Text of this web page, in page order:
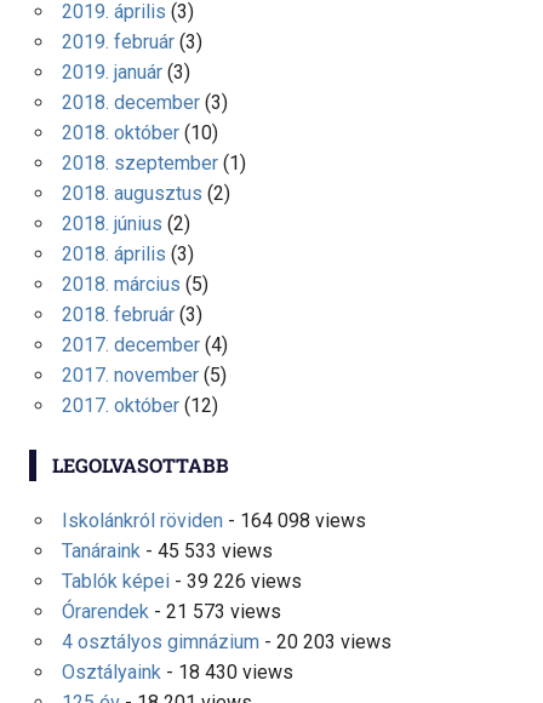
2019. április (3)
2019. február(3)
2019. január(3)
2018. december(3)
2018. október(10)
2018. szeptember(1)
2018. augusztus (2)
2018. június (2)
2018. április (3)
2018. március (5)
2018. február(3)
2017. december(4)
2017. november(5)
2017. október(12)
LEGOLVASOTTABB
Iskolánkról röviden- 164 098 views
Tanáraink - 45 533 views
Tablók képei- 39 226 views
Órarendek - 21 573 views
4 osztályos gimnázium- 20 203 views
Osztályaink - 18 430 views